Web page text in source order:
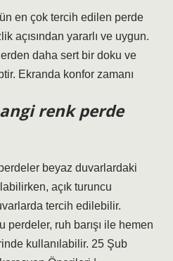
en çok tercih edilen perde
açısından yararlı ve uygun.
daha sert bir doku ve
Ekranda konfor zamanı
renk perde
beyaz duvarlardaki
açık turuncu
tercih edilebilir.
perdeler, ruh barışı ile hemen
kullanılabilir. 25 Şub